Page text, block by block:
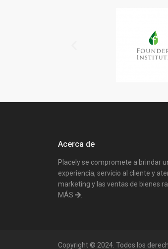
Acerca de
Placely se compromete a brindar
experiencia, servicio al cliente y
marketing y las ventas de bienes
MÁS
Copyright © 2024. Todos los